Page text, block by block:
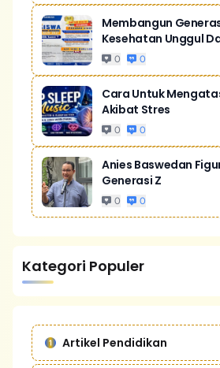
Membangun
Kesehatan Unggul
0 0
Cara Untuk
Akibat Stres
0 0
Anies Baswedan
Generasi Z
0 0
Kategori Populer
Artikel Pendidikan